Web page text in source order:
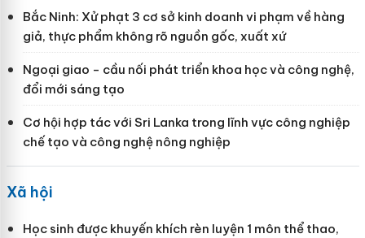
Bắc Ninh: Xử phạt 3 cơ sở kinh doanh vi phạm về hàng
giả, thực phẩm không rõ nguồn gốc, xuất xứ
Ngoại giao - cầu nối phát triển khoa học và công nghệ,
đổi mới sáng tạo
Cơ hội hợp tác với Sri Lanka trong lĩnh vực công nghiệp
chế tạo và công nghệ nông nghiệp
Xã hội
Học sinh được khuyến khích rèn luyện 1 môn thể thao,